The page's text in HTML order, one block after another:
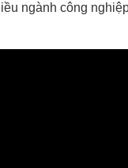
ngành công